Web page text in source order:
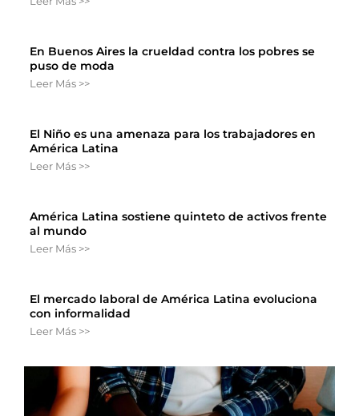
En Buenos Aires la crueldad contra los pobres se
puso de moda
Leer Más >>
El Niño es una amenaza para los trabajadores en
América Latina
Leer Más >>
América Latina sostiene quinteto de activos frente
al mundo
Leer Más >>
El mercado laboral de América Latina evoluciona
con informalidad
Leer Más >>